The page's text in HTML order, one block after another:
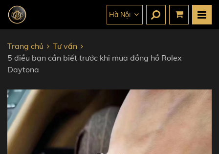
Hà Nội
Trang chủ
Tư vấn
5 điều bạn cần biết trước khi mua đồng hồ Rolex
Daytona